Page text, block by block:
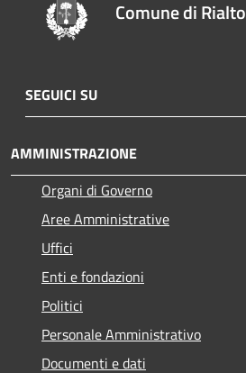
Comune di Rialto
SEGUICI SU
AMMINISTRAZIONE
Organi di Governo
Aree Amministrative
Uffici
Enti e fondazioni
Politici
Personale Amministrativo
Documenti e dati